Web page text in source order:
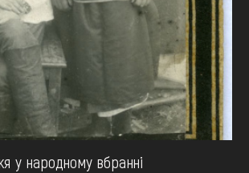
у народному вбранні